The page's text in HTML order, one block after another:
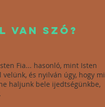
VAn szó?
Fia... hasonló, mint Isten
velünk, és nyilván úgy, hogy mi
haljunk bele ijedtségünkbe,